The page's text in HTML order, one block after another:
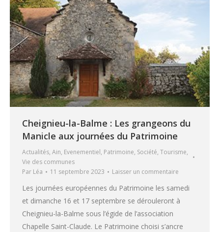
Cheignieu-la-Balme : Les grangeons du
Manicle aux journées du Patrimoine
Actualités, Ain, Evenementiel, Patrimoine, Société, Tourisme,
Vie des communes
Par Léa 11 septembre 2023 Laisser un commentaire
Les journées européennes du Patrimoine les samedi
et dimanche 16 et 17 septembre se dérouleront à
Cheignieu-la-Balme sous l’égide de l’association
Chapelle Saint-Claude. Le Patrimoine choisi s’ancre